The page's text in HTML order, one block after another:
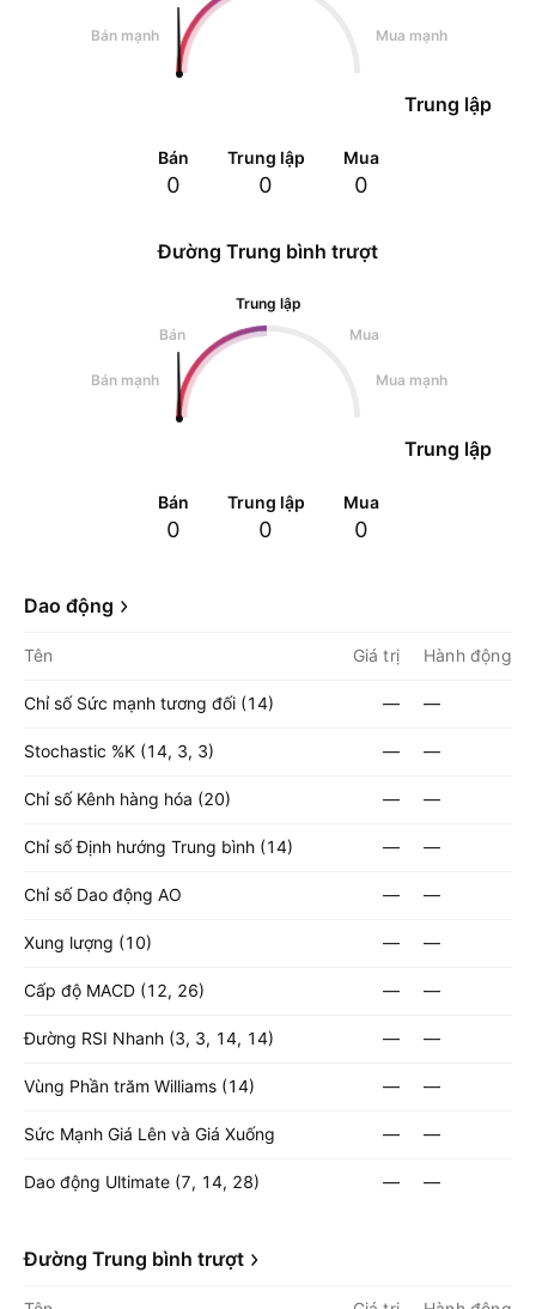
Bán mạnh Mua mạnh
Trung lập
Bán
0
Trung lập
0
Mua
0
Đường Trung bình trượt
Trung lập
Bán
Mua
Bán mạnh Mua mạnh
Trung lập
Bán
0
Trung lập
0
Mua
0
Dao động
Tên Giá trị Hành động
Chỉ số Sức mạnh tương đối (14) — —
Stochastic %K (14, 3, 3) — —
Chỉ số Kênh hàng hóa (20) — —
Chỉ số Định hướng Trung bình (14) — —
Chỉ số Dao động AO — —
Xung lượng (10) — —
Cấp độ MACD (12, 26) — —
Đường RSI Nhanh (3, 3, 14, 14) — —
Vùng Phần trăm Williams (14) — —
Sức Mạnh Giá Lên và Giá Xuống — —
Dao động Ultimate (7, 14, 28) — —
Đường Trung bình trượt